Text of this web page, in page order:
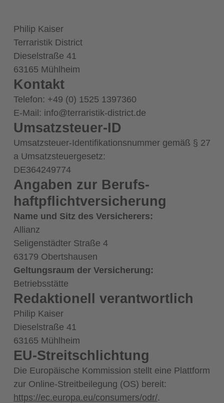
Philip Kaiser
Terraristik District
Dieselstraße 41
63165 Mühlheim
Kontakt
Telefon: +49 (0) 1525 1397360
E-Mail: info@terraristik-district.de
Umsatzsteuer-ID
Umsatzsteuer-Identifikationsnummer gemäß § 27
a Umsatzsteuergesetz:
DE364249774
Angaben zur Berufs­
haftpflicht­versicherung
Name und Sitz des Versicherers:
Allianz
Seligenstädter Straße 4
63179 Obertshausen
Geltungsraum der Versicherung:
Betriebsstätte
Redaktionell verantwortlich
Philip Kaiser
Dieselstraße 41
63165 Mühlheim
EU-Streitschlichtung
Die Europäische Kommission stellt eine Plattform
zur Online-Streitbeilegung (OS) bereit:
https://ec.europa.eu/consumers/odr/.